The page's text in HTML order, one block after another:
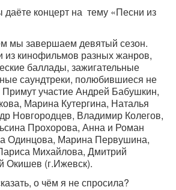
концерт на тему «Песни из
мы завершаем девятый сезон.
из кинофильмов разных жанров,
баллады, зажигательные
саундтреки, полюбившиеся не
участие Андрей Бабушкин,
Марина Кутергина, Наталья
Новгородцев, Владимир Колегов,
Прохорова, Анна и Роман
Одинцова, Марина Первушина,
Михайлова, Дмитрий
Окишев (г.Ижевск).
о чём я не спросила?